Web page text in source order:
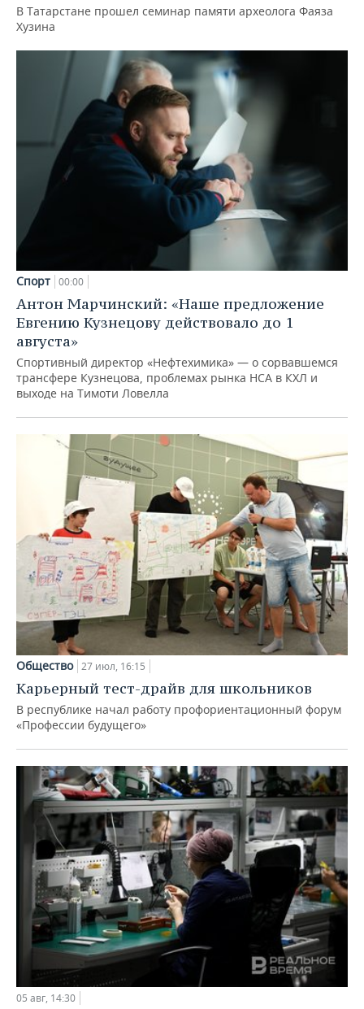
В Татарстане прошел семинар памяти археолога Фаяза
Хузина
Спорт 00:00
Антон Марчинский: «Наше предложение
Евгению Кузнецову действовало до 1
августа»
Спортивный директор «Нефтехимика» — о сорвавшемся
трансфере Кузнецова, проблемах рынка НСА в КХЛ и
выходе на Тимоти Ловелла
Общество 27 июл, 16:15
Карьерный тест-драйв для школьников
В республике начал работу профориентационный форум
«Профессии будущего»
05 авг, 14:30